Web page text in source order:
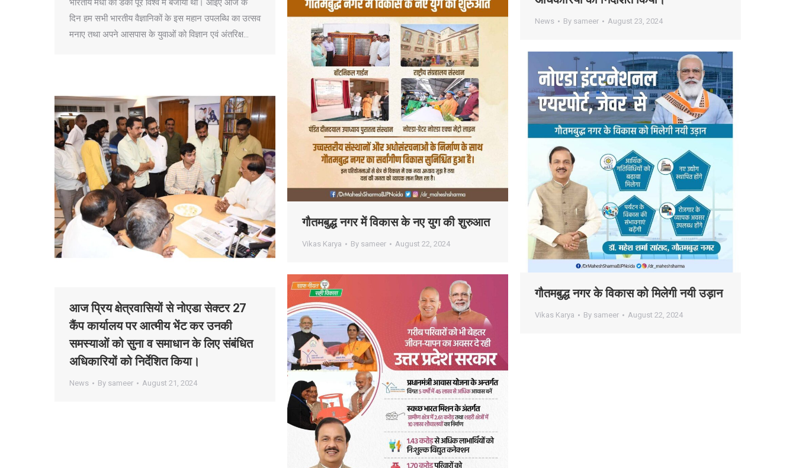
भारतीय मेधा का डंका पूरे विश्व में बजाया था। आइए आज के
दिन हम सभी भारतीय वैज्ञानिकों के इस महान उपलब्धि का उत्सव
मनाए तथा अपने आसपास के युवाओं को विज्ञान एवं अंतरिक्ष…
News By sameer August 23, 2024
गौतमबुद्ध नगर में विकास के नए युग की शुरुआत
Vikas Karya By sameer August 22, 2024
गौतमबुद्ध नगर के विकास को मिलेगी नयी उड़ान
Vikas Karya By sameer August 22, 2024
आज प्रिय क्षेत्रवासियों से नोएडा सेक्टर 27
कैंप कार्यालय पर आत्मीय भेंट कर उनकी
समस्याओं को सुना व समाधान के लिए संबंधित
अधिकारियों को निर्देशित किया।
News By sameer August 21, 2024